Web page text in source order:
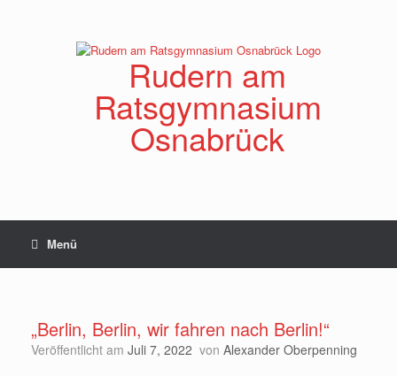
Rudern am
Ratsgymnasium
Osnabrück
Menü
„Berlin, Berlin, wir fahren nach Berlin!“
Veröffentlicht am Juli 7, 2022 von Alexander Oberpenning